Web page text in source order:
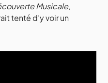
Musicale,
tenté d’y voir un